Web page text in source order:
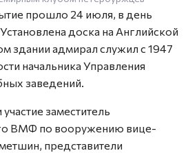
прошло 24 июля, в день
доска на Английской
здании адмирал служил с 1947
начальника Управления
заведений.
заместитель
ВМФ по вооружению вице-
представители